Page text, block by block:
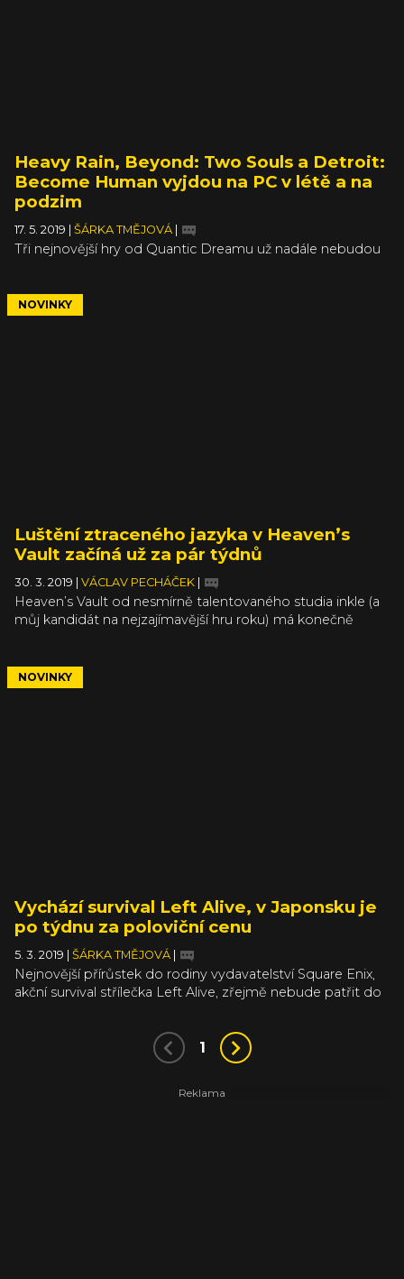
Heavy Rain, Beyond: Two Souls a Detroit:
Become Human vyjdou na PC v létě a na
podzim
17. 5. 2019 ŠÁRKA TMĚJOVÁ
Tři nejnovější hry od Quantic Dreamu už nadále nebudou
další exkluzivita, ta pro Epic Games Store. Už známe jejich
NOVINKY
Luštění ztraceného jazyka v Heaven’s
Vault začíná už za pár týdnů
30. 3. 2019 VÁCLAV PECHÁČEK
Heaven’s Vault od nesmírně talentovaného studia inkle (a
můj kandidát na nejzajímavější hru roku) má konečně
tedy samozřejmě nebudete luštit špatně a nedoberete se
úplně jiného konce než všichni ostatní. Cesta sta různých
NOVINKY
Vychází survival Left Alive, v Japonsku je
po týdnu za poloviční cenu
5. 3. 2019 ŠÁRKA TMĚJOVÁ
Nejnovější přírůstek do rodiny vydavatelství Square Enix,
akční survival střílečka Left Alive, zřejmě nebude patřit do
týden a od té doby sbírá na japonském Amazonu skoro
samá jednohvězdičková hodnocení. Následkem toho
Square Enix zakázal streamování hry a už ji prodává se
1